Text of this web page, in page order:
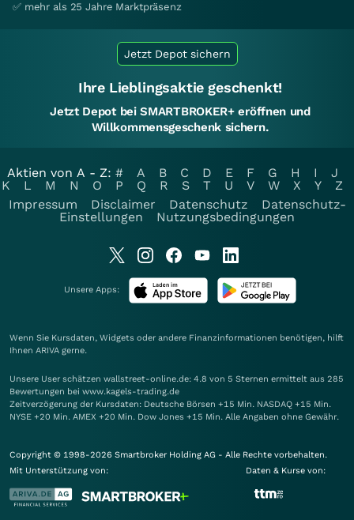
✅ mehr als 25 Jahre Marktpräsenz
Jetzt Depot sichern
Ihre Lieblingsaktie geschenkt!
Jetzt Depot bei SMARTBROKER+ eröffnen und
Willkommensgeschenk sichern.
Aktien von A - Z: # A B C D E F G H I
J
K
L M N O P Q R S T U V W X Y
Z
Impressum
Disclaimer Datenschutz
Datenschutz-
Einstellungen
Nutzungsbedingungen
Unsere Apps:
Wenn Sie Kursdaten, Widgets oder andere Finanzinformationen benötigen, hilft
Ihnen ARIVA gerne.
Unsere User schätzen wallstreet-online.de: 4.8 von 5 Sternen ermittelt aus 285
Bewertungen bei www.kagels-trading.de
Zeitverzögerung der Kursdaten: Deutsche Börsen +15 Min. NASDAQ +15 Min.
NYSE +20 Min. AMEX +20 Min. Dow Jones +15 Min. Alle Angaben ohne Gewähr.
Copyright © 1998-2026 Smartbroker Holding AG - Alle Rechte vorbehalten.
Mit Unterstützung von:
Daten & Kurse von: